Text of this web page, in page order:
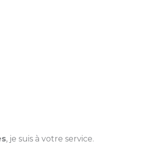
, je suis à votre service.